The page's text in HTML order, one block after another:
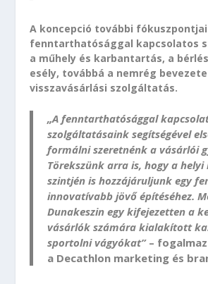
A koncepció további
fenntarthatósággal kapcsolatos
a műhely és karbantartás, a
esély, továbbá a nemrég
visszavásárlási szolgáltatás.
„A fenntarthatósággal
szolgáltatásaink segítségével
formálni szeretnénk a vásárlói
Törekszünk arra is, hogy a helyi
szintjén is hozzájáruljunk egy
innovatívabb jövő építéséhez.
Dunakeszin egy kifejezetten a
vásárlók számára kialakított
sportolni vágyókat”–
a Decathlon marketing és